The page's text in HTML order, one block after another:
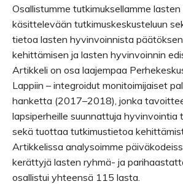
Osallistumme tutkimuksellamme
käsittelevään tutkimuskeskusteluun
tietoa lasten hyvinvoinnista
kehittämisen ja lasten hyvinvoinnin
Artikkeli on osa laajempaa
Lappiin – integroidut monitoimijaiset
hanketta (2017–2018), jonka
lapsiperheille suunnattuja hyvinvointia
sekä tuottaa tutkimustietoa
Artikkelissa analysoimme
kerättyjä lasten ryhmä- ja
osallistui yhteensä 115 lasta.